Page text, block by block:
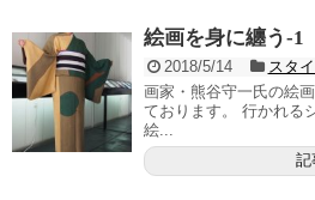
絵画を身に纏う-1
2018/5/14
スタ
画家・熊谷守一氏の絵
ております。 行かれる
絵...
記